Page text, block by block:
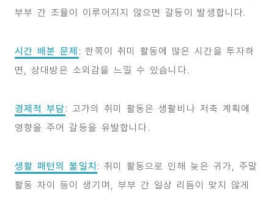
부부 간 조율이 이루어지지 않으면 갈등이 발생합니다.
시간 배분 문제 : 한쪽이 취미 활동에 많은 시간을 투자하
면, 상대방은 소외감을 느낄 수 있습니다.
경제적 부담: 고가의 취미 활동은 생활비나 저축 계획에
영향을 주어 갈등을 유발합니다.
생활 패턴의 불일치 : 취미 활동으로 인해 늦은 귀가, 주말
활동 차이 등이 생기며, 부부 간 일상 리듬이 맞지 않게